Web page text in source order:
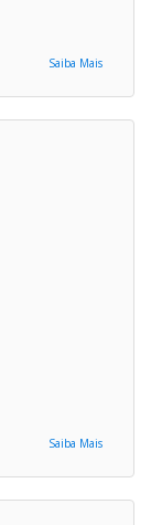
Saiba Mais
Saiba Mais